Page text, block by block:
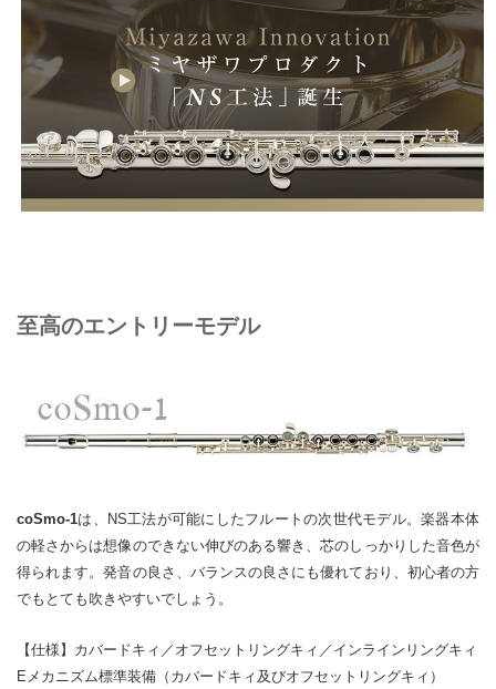
至高のエントリーモデル
coSmo-1は、NS工法が可能にしたフルートの次世代モデル。楽器本体
の軽さからは想像のできない伸びのある響き、芯のしっかりした音色が
得られます。発音の良さ、バランスの良さにも優れており、初心者の方
でもとても吹きやすいでしょう。
【仕様】カバードキィ／オフセットリングキィ／インラインリングキィ
Eメカニズム標準装備（カバードキィ及びオフセットリングキィ）